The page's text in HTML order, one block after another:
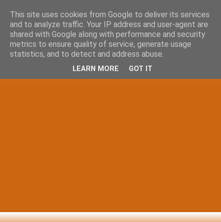
This site uses cookies from Google to deliver its services
and to analyze traffic. Your IP address and user-agent are
shared with Google along with performance and security
metrics to ensure quality of service, generate usage
statistics, and to detect and address abuse.
LEARN MORE GOT IT